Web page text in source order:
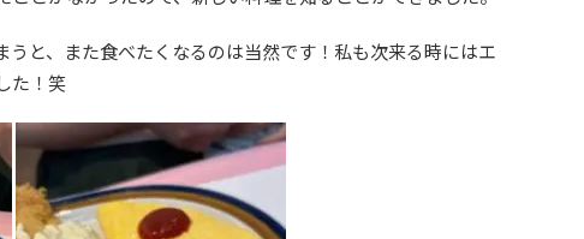
うと、また食べたくなるのは当然です！私も次来る時にはエ
た！笑